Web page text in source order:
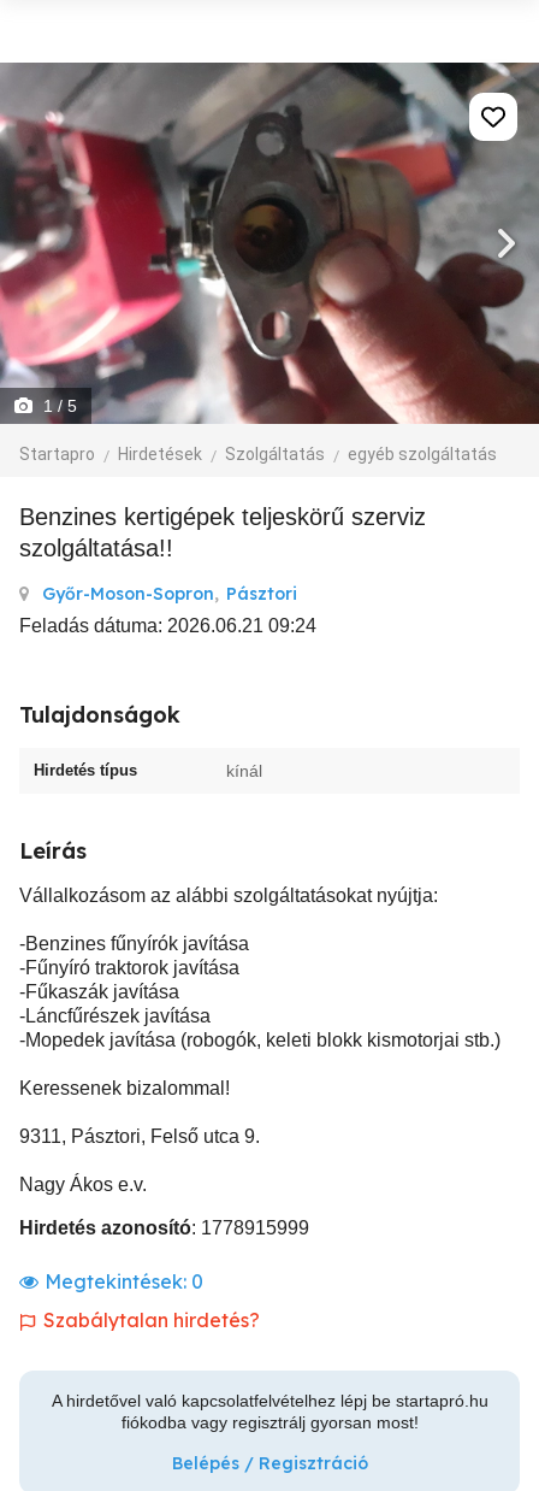
1 / 5
Startapro Hirdetések Szolgáltatás egyéb szolgáltatás
Benzines kertigépek teljeskörű szerviz
szolgáltatása!!
Győr-Moson-Sopron, Pásztori
Feladás dátuma: 2026.06.21 09:24
Tulajdonságok
Hirdetés típus kínál
Leírás
Vállalkozásom az alábbi szolgáltatásokat nyújtja:
-Benzines fűnyírók javítása
-Fűnyíró traktorok javítása
-Fűkaszák javítása
-Láncfűrészek javítása
-Mopedek javítása (robogók, keleti blokk kismotorjai stb.)
Keressenek bizalommal!
9311, Pásztori, Felső utca 9.
Nagy Ákos e.v.
Hirdetés azonosító: 1778915999
Megtekintések: 0
Szabálytalan hirdetés?
A hirdetővel való kapcsolatfelvételhez lépj be startapró.hu
fiókodba vagy regisztrálj gyorsan most!
Belépés / Regisztráció